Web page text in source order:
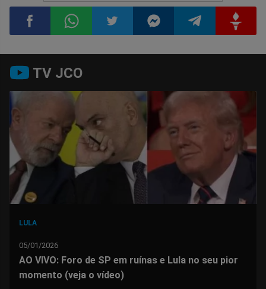
Compartilhar
no
Facebook
no
Whatsapp
no
Twitter
no
Messenger
no
Telegram
no
Gettr
TV JCO
LULA
05/01/2026
AO VIVO: Foro de SP em ruínas e Lula no seu pior
momento (veja o vídeo)